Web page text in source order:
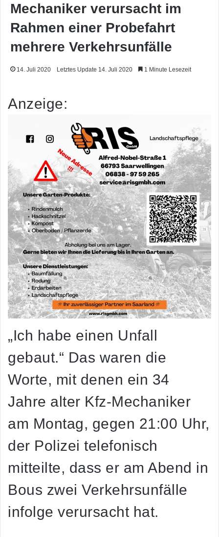
Mechaniker verursacht im
Rahmen einer Probefahrt
mehrere Verkehrsunfälle
14. Juli 2020 Letztes Update 14. Juli 2020 1 Minute Lesezeit
Anzeige:
„Ich habe einen Unfall
gebaut.“ Das waren die
Worte, mit denen ein 34
Jahre alter Kfz-Mechaniker
am Montag, gegen 21:00 Uhr,
der Polizei telefonisch
mitteilte, dass er am Abend in
Bous zwei Verkehrsunfälle
infolge verursacht hat.